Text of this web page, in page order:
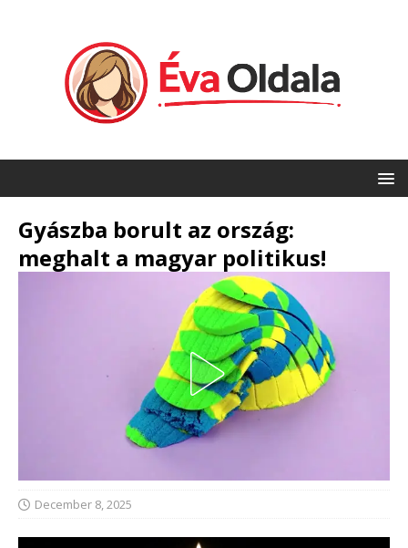
Gyászba borult az ország:
meghalt a magyar politikus!
December 8, 2025